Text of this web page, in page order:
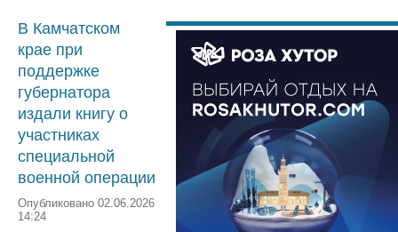
В Камчатском
крае при
поддержке
губернатора
издали книгу о
участниках
специальной
военной операции
Опубликовано 02.06.2026
14:24